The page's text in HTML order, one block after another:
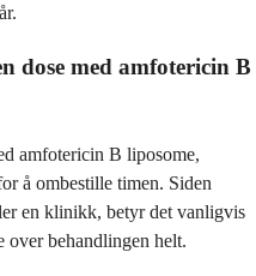
dose med amfotericin B
amfotericin B liposome,
å ombestille timen. Siden
en klinikk, betyr det vanligvis
over behandlingen helt.